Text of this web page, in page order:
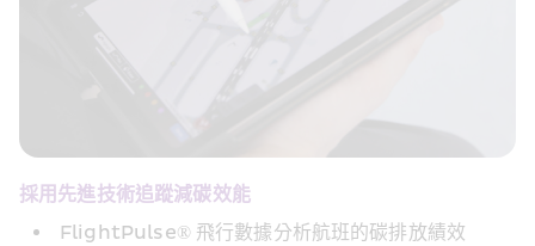
採用先進技術追蹤減碳效能
FlightPulse® 飛行數據分析航班的碳排放績效